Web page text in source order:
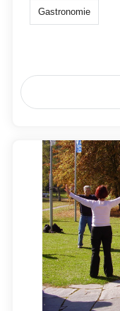
Gastronomie